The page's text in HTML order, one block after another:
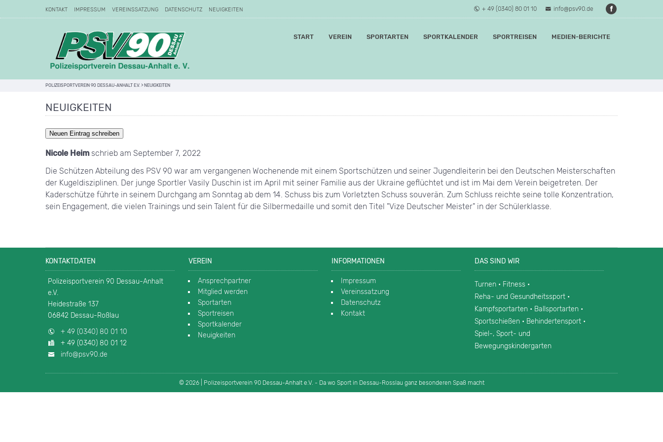
KONTAKT IMPRESSUM VEREINSSATZUNG DATENSCHUTZ NEUIGKEITEN + 49 (0340) 80 01 10 info@psv90.de
START VEREIN SPORTARTEN SPORTKALENDER SPORTREISEN MEDIEN-BERICHTE
POLIZEISPORTVEREIN 90 DESSAU-ANHALT E.V. > NEUIGKEITEN
NEUIGKEITEN
Nicole Heim schrieb am September 7, 2022
Die Schützen Abteilung des PSV 90 war am vergangenen Wochenende mit einem Sportschützen und seiner Jugendleiterin bei den Deutschen Meisterschaften
der Kugeldisziplinen. Der junge Sportler Vasily Duschin ist im April mit seiner Familie aus der Ukraine geflüchtet und ist im Mai dem Verein beigetreten. Der
Kaderschütze führte in seinem Durchgang am Sonntag ab dem 14. Schuss bis zum Vorletzten Schuss souverän. Zum Schluss reichte seine tolle Konzentration,
sein Engagement, die vielen Trainings und sein Talent für die Silbermedaille und somit den Titel "Vize Deutscher Meister" in der Schülerklasse.
KONTAKTDATEN
Polizeisportverein 90 Dessau-Anhalt
e.V.
Heidestraße 137
06842 Dessau-Roßlau
+ 49 (0340) 80 01 10
+ 49 (0340) 80 01 12
info@psv90.de
VEREIN
Ansprechpartner
Mitglied werden
Sportarten
Sportreisen
Sportkalender
Neuigkeiten
INFORMATIONEN
Impressum
Vereinssatzung
Datenschutz
Kontakt
DAS SIND WIR
Turnen • Fitness •
Reha- und Gesundheitssport •
Kampfsportarten • Ballsportarten •
Sportschießen • Behindertensport •
Spiel-, Sport- und
Bewegungskindergarten
© 2026 | Polizeisportverein 90 Dessau-Anhalt e.V. - Da wo Sport in Dessau-Rosslau ganz besonderen Spaß macht